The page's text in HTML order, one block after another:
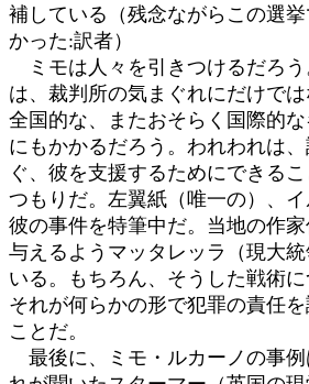
補している（残念ながらこの選
かった:訳者）
ミモは人々を引きつけるだろ
は、裁判所の気まぐれにだけで
全国的な、またおそらく国際的
にもかかるだろう。われわれは
ぐ、彼を支援するためにできる
つもりだ。左翼紙（唯一の）、
彼の事件を特筆中だ。当地の作
与えるようマッタレッラ（現大
いる。もちろん、そうした戦術に
それが何らかの形で犯罪の責任
ことだ。
最後に、ミモ・ルカーノの事